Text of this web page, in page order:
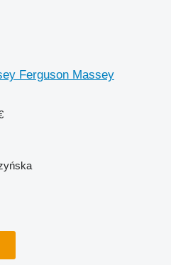
Ferguson Massey